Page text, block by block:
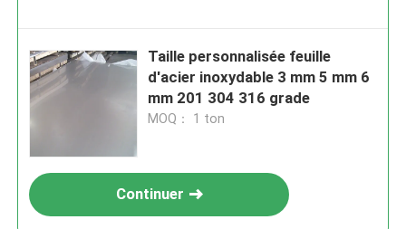
Taille personnalisée feuille
d'acier inoxydable 3 mm 5 mm 6
mm 201 304 316 grade
MOQ： 1 ton
Continuer